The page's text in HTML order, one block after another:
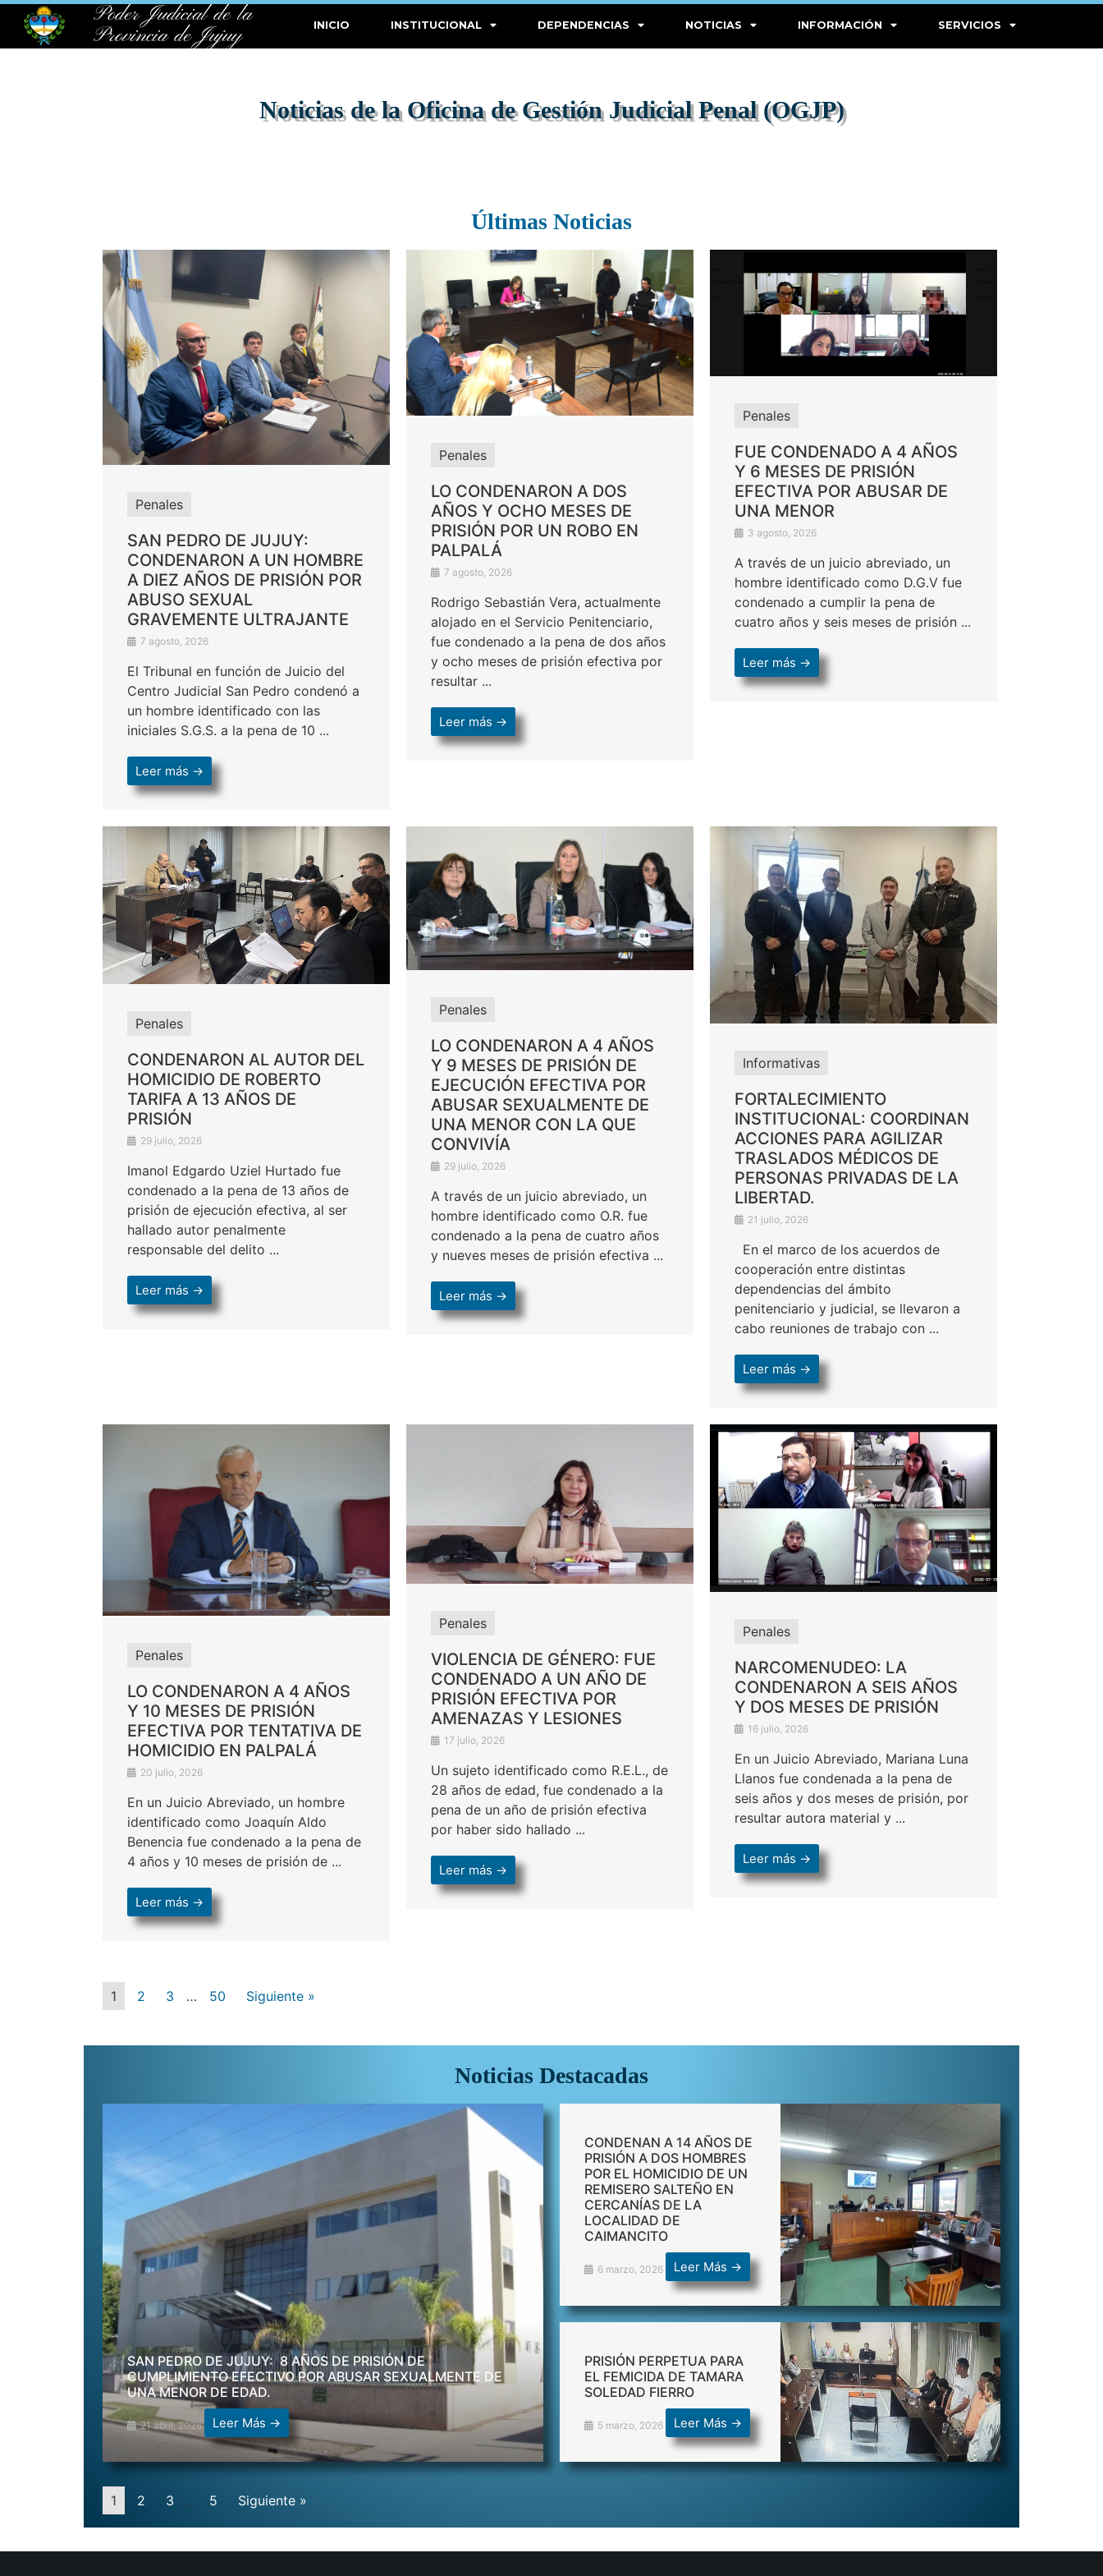
Poder Judicial de la
Provincia de Jujuy
INICIO INSTITUCIONAL DEPENDENCIAS NOTICIAS INFORMACIÓN SERVICIOS
Noticias de la Oficina de Gestión Judicial Penal (OGJP)
Últimas Noticias
Penales
SAN PEDRO DE JUJUY:
CONDENARON A UN HOMBRE
A DIEZ AÑOS DE PRISIÓN POR
ABUSO SEXUAL
GRAVEMENTE ULTRAJANTE
7 agosto, 2026
El Tribunal en función de Juicio del
Centro Judicial San Pedro condenó a
un hombre identificado con las
iniciales S.G.S. a la pena de 10 ...
Leer más →
Penales
LO CONDENARON A DOS
AÑOS Y OCHO MESES DE
PRISIÓN POR UN ROBO EN
PALPALÁ
7 agosto, 2026
Rodrigo Sebastián Vera, actualmente
alojado en el Servicio Penitenciario,
fue condenado a la pena de dos años
y ocho meses de prisión efectiva por
resultar ...
Leer más →
Penales
FUE CONDENADO A 4 AÑOS
Y 6 MESES DE PRISIÓN
EFECTIVA POR ABUSAR DE
UNA MENOR
3 agosto, 2026
A través de un juicio abreviado, un
hombre identificado como D.G.V fue
condenado a cumplir la pena de
cuatro años y seis meses de prisión ...
Leer más →
Penales
CONDENARON AL AUTOR DEL
HOMICIDIO DE ROBERTO
TARIFA A 13 AÑOS DE
PRISIÓN
29 julio, 2026
Imanol Edgardo Uziel Hurtado fue
condenado a la pena de 13 años de
prisión de ejecución efectiva, al ser
hallado autor penalmente
responsable del delito ...
Leer más →
Penales
LO CONDENARON A 4 AÑOS
Y 9 MESES DE PRISIÓN DE
EJECUCIÓN EFECTIVA POR
ABUSAR SEXUALMENTE DE
UNA MENOR CON LA QUE
CONVIVÍA
29 julio, 2026
A través de un juicio abreviado, un
hombre identificado como O.R. fue
condenado a la pena de cuatro años
y nueves meses de prisión efectiva ...
Leer más →
Informativas
FORTALECIMIENTO
INSTITUCIONAL: COORDINAN
ACCIONES PARA AGILIZAR
TRASLADOS MÉDICOS DE
PERSONAS PRIVADAS DE LA
LIBERTAD.
21 julio, 2026
En el marco de los acuerdos de
cooperación entre distintas
dependencias del ámbito
penitenciario y judicial, se llevaron a
cabo reuniones de trabajo con ...
Leer más →
Penales
LO CONDENARON A 4 AÑOS
Y 10 MESES DE PRISIÓN
EFECTIVA POR TENTATIVA DE
HOMICIDIO EN PALPALÁ
20 julio, 2026
En un Juicio Abreviado, un hombre
identificado como Joaquín Aldo
Benencia fue condenado a la pena de
4 años y 10 meses de prisión de ...
Leer más →
Penales
VIOLENCIA DE GÉNERO: FUE
CONDENADO A UN AÑO DE
PRISIÓN EFECTIVA POR
AMENAZAS Y LESIONES
17 julio, 2026
Un sujeto identificado como R.E.L., de
28 años de edad, fue condenado a la
pena de un año de prisión efectiva
por haber sido hallado ...
Leer más →
Penales
NARCOMENUDEO: LA
CONDENARON A SEIS AÑOS
Y DOS MESES DE PRISIÓN
16 julio, 2026
En un Juicio Abreviado, Mariana Luna
Llanos fue condenada a la pena de
seis años y dos meses de prisión, por
resultar autora material y ...
Leer más →
1 2 3 … 50 Siguiente »
Noticias Destacadas
SAN PEDRO DE JUJUY: 8 AÑOS DE PRISIÓN DE
CUMPLIMIENTO EFECTIVO POR ABUSAR SEXUALMENTE DE
UNA MENOR DE EDAD.
21 abril, 2026 Leer Más →
CONDENAN A 14 AÑOS DE
PRISIÓN A DOS HOMBRES
POR EL HOMICIDIO DE UN
REMISERO SALTEÑO EN
CERCANÍAS DE LA
LOCALIDAD DE
CAIMANCITO
6 marzo, 2026 Leer Más →
PRISIÓN PERPETUA PARA
EL FEMICIDA DE TAMARA
SOLEDAD FIERRO
5 marzo, 2026 Leer Más →
1 2 3 … 5 Siguiente »